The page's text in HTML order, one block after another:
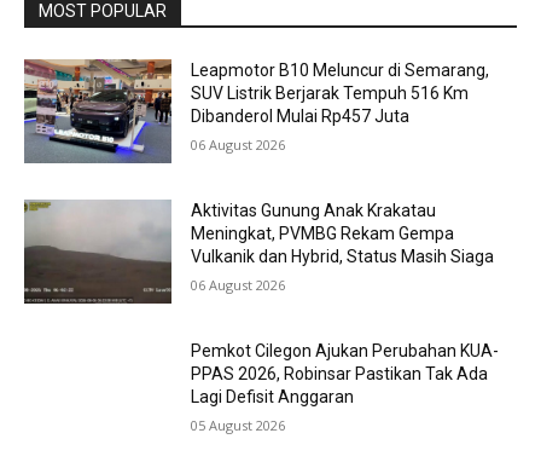
MOST POPULAR
Leapmotor B10 Meluncur di Semarang,
SUV Listrik Berjarak Tempuh 516 Km
Dibanderol Mulai Rp457 Juta
06 August 2026
Aktivitas Gunung Anak Krakatau
Meningkat, PVMBG Rekam Gempa
Vulkanik dan Hybrid, Status Masih Siaga
06 August 2026
Pemkot Cilegon Ajukan Perubahan KUA-
PPAS 2026, Robinsar Pastikan Tak Ada
Lagi Defisit Anggaran
05 August 2026